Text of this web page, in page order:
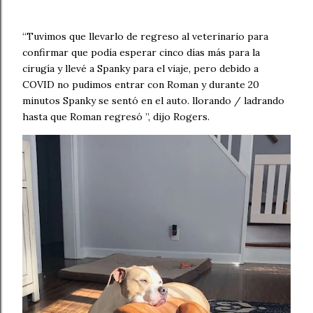
“Tuvimos que llevarlo de regreso al veterinario para
confirmar que podía esperar cinco días más para la
cirugía y llevé a Spanky para el viaje, pero debido a
COVID no pudimos entrar con Roman y durante 20
minutos Spanky se sentó en el auto. llorando / ladrando
hasta que Roman regresó ”, dijo Rogers.